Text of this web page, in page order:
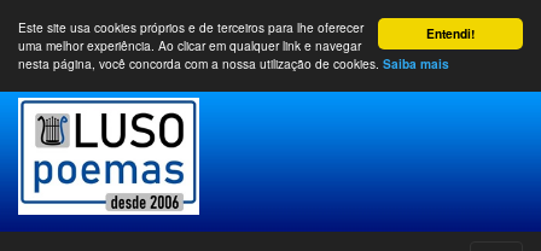
Entendi!
Este site usa cookies próprios e de terceiros para lhe oferecer
uma melhor experiência. Ao clicar em qualquer link e navegar
nesta página, você concorda com a nossa utilização de cookies. Saiba mais